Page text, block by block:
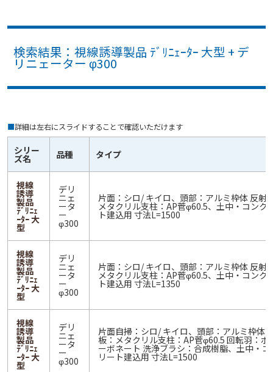
検索結果：視線誘導製品 ﾃﾞﾘﾆｪｰﾀｰ 大型 + デ
リニェーター φ300
■詳細は左右にスライドすることで確認いただけます
シリー
ズ名 品種 タイプ
視線
誘導
製品
ﾃﾞﾘﾆｪ
ｰﾀｰ 大
型
デリ
ニェ
ータ
ー
φ300
片面：シロ/ キイロ、頭部：アルミ枠体 反射
メタクリル支柱：AP菅φ60.5、土中・コンク
ト建込用 寸法L=1500
視線
誘導
製品
ﾃﾞﾘﾆｪ
ｰﾀｰ 大
型
デリ
ニェ
ータ
ー
φ300
片面：シロ/ キイロ、頭部：アルミ枠体 反射
メタクリル支柱：AP菅φ60.5、土中・コンク
ト建込用 寸法L=1350
視線
誘導
製品
ﾃﾞﾘﾆｪ
ｰﾀｰ 大
型
デリ
ニェ
ータ
ー
φ300
片面自掃：シロ/ キイロ、頭部：アルミ枠体
板：メタクリル支柱：AP菅φ60.5 回転羽：ポ
ーボネート 洗浄ブラシ：合成樹脂、土中・コ
リート建込用 寸法L=1500